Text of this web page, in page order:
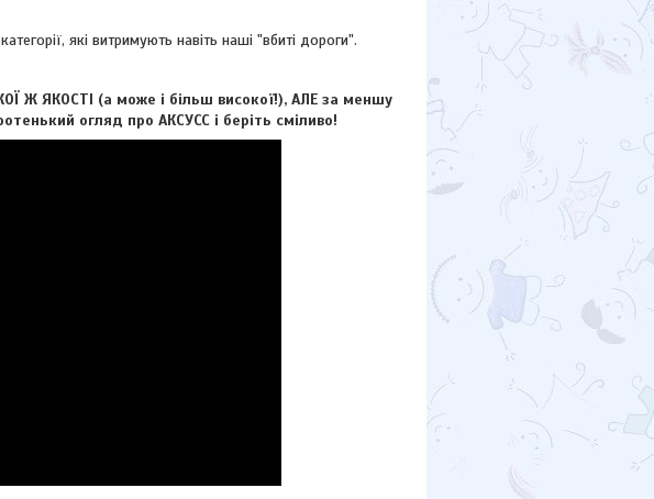
які витримують навіть наші "вбиті дороги".
ЯКОСТІ (а може і більш високої!), АЛЕ за меншу
огляд про АКСУСС і беріть сміливо!